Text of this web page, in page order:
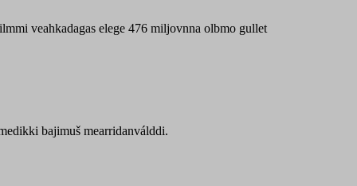
veahkadagas elege 476 miljovnna olbmo gullet
bajimuš mearridanválddi.